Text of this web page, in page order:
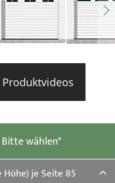
wählen*
je Seite 85